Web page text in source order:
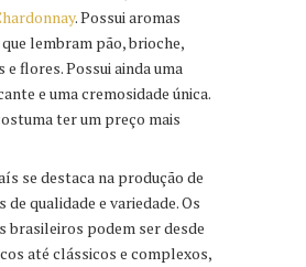
. Possui aromas
lembram pão, brioche,
e flores. Possui ainda uma
e uma cremosidade única.
ter um preço mais
se destaca na produção de
de qualidade e variedade. Os
brasileiros podem ser desde
até clássicos e complexos,